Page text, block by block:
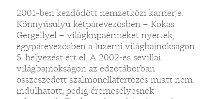
2001-ben kezdődött nemzetközi karrierje.
Könnyűsúlyú kétpárevezősben – Kokas
Gergellyel – világkupaérmeket nyertek,
egypárevezősben a luzerni világbajnokságon
5. helyezést ért el. A 2002-es sevillai
világbajnokságon az edzőtáborban
összeszedett szalmonellafertőzés miatt nem
indulhatott, pedig éremesélyesnek